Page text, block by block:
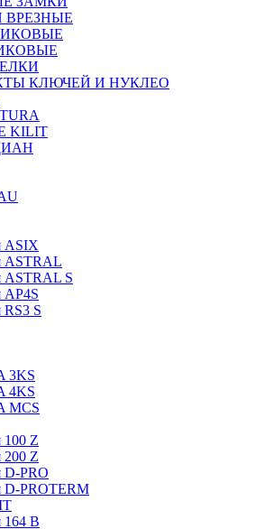
КЛЮЧЕЙ И НУКЛЕО
KILIT
ASIX
ASTRAL
ASTRAL S
AP4S
RS3 S
3KS
4KS
MCS
100 Z
200 Z
D-PRO
D-PROTERM
164 B